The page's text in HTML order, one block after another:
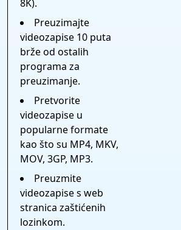
8K).
Preuzimajte
videozapise 10 puta
brže od ostalih
programa za
preuzimanje.
Pretvorite
videozapise u
popularne formate
kao što su MP4, MKV,
MOV, 3GP, MP3.
Preuzmite
videozapise s web
stranica zaštićenih
lozinkom.